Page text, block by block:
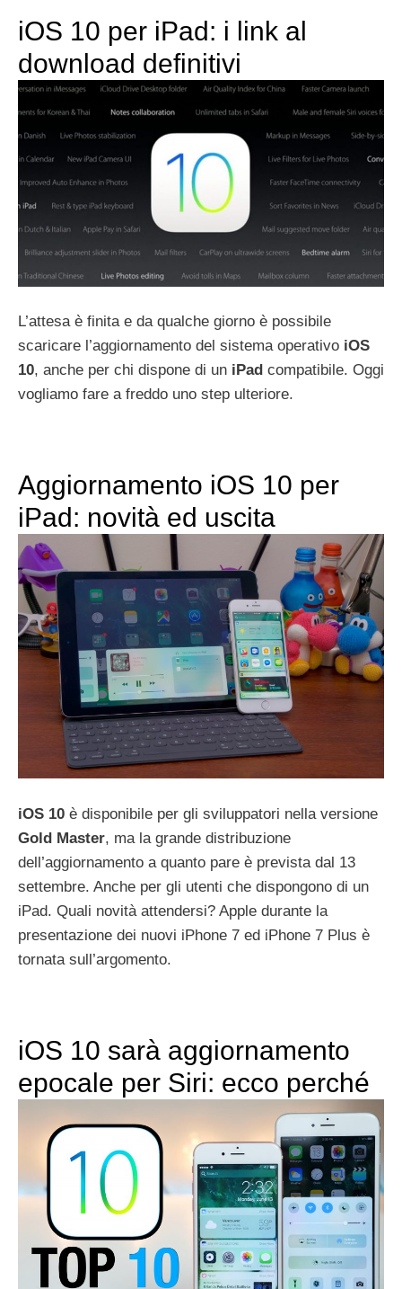
iOS 10 per iPad: i link al
download definitivi
L’attesa è finita e da qualche giorno è possibile
scaricare l’aggiornamento del sistema operativo iOS
10, anche per chi dispone di un iPad compatibile. Oggi
vogliamo fare a freddo uno step ulteriore.
Aggiornamento iOS 10 per
iPad: novità ed uscita
iOS 10 è disponibile per gli sviluppatori nella versione
Gold Master, ma la grande distribuzione
dell’aggiornamento a quanto pare è prevista dal 13
settembre. Anche per gli utenti che dispongono di un
iPad. Quali novità attendersi? Apple durante la
presentazione dei nuovi iPhone 7 ed iPhone 7 Plus è
tornata sull’argomento.
iOS 10 sarà aggiornamento
epocale per Siri: ecco perché